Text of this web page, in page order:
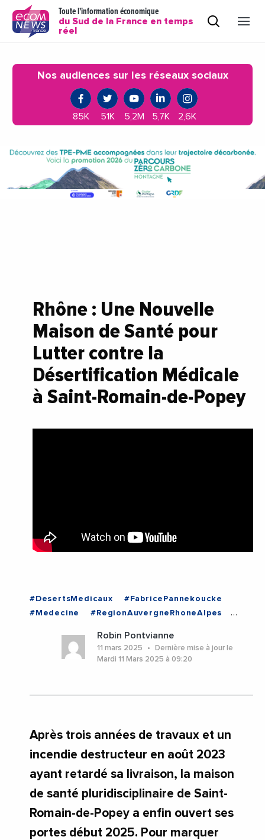
Toute l'information économique
du Sud de la France en temps
réel
Nos audiences sur les réseaux sociaux
85K 51K 5,2M 5,7K 2,6K
Rhône : Une Nouvelle
Maison de Santé pour
Lutter contre la
Désertification Médicale
à Saint-Romain-de-Popey
#DesertsMedicaux
#FabricePannekoucke
#Medecine
#RegionAuvergneRhoneAlpes
#Rhone
Robin Pontvianne
11 mars 2025
Dernière mise à jour le
Mardi 11 Mars 2025 à 09:20
Après trois années de travaux et un
incendie destructeur en août 2023
ayant retardé sa livraison, la maison
de santé pluridisciplinaire de Saint-
Romain-de-Popey a enfin ouvert ses
portes début 2025. Pour marquer